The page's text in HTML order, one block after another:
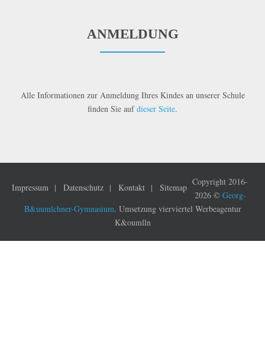
ANMELDUNG
Alle Informationen zur Anmeldung Ihres Kindes an unserer Schule
finden Sie aufdieser Seite.
Impressum Datenschutz Kontakt Sitemap
Copyright 2016-
2026 © Georg-
B&uumlchner-Gymnasium. Umsetzung vierviertel Werbeagentur
K&oumlln